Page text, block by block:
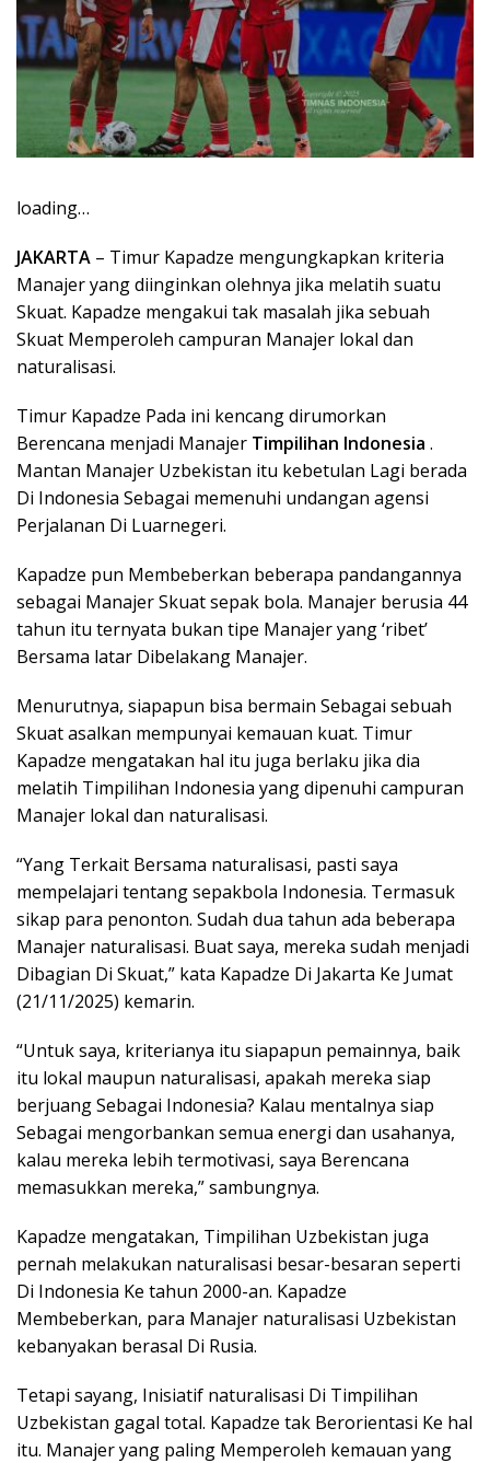
loading…
JAKARTA – Timur Kapadze mengungkapkan kriteria
Manajer yang diinginkan olehnya jika melatih suatu
Skuat. Kapadze mengakui tak masalah jika sebuah
Skuat Memperoleh campuran Manajer lokal dan
naturalisasi.
Timur Kapadze Pada ini kencang dirumorkan
Berencana menjadi Manajer Timpilihan Indonesia .
Mantan Manajer Uzbekistan itu kebetulan Lagi berada
Di Indonesia Sebagai memenuhi undangan agensi
Perjalanan Di Luarnegeri.
Kapadze pun Membeberkan beberapa pandangannya
sebagai Manajer Skuat sepak bola. Manajer berusia 44
tahun itu ternyata bukan tipe Manajer yang ‘ribet’
Bersama latar Dibelakang Manajer.
Menurutnya, siapapun bisa bermain Sebagai sebuah
Skuat asalkan mempunyai kemauan kuat. Timur
Kapadze mengatakan hal itu juga berlaku jika dia
melatih Timpilihan Indonesia yang dipenuhi campuran
Manajer lokal dan naturalisasi.
“Yang Terkait Bersama naturalisasi, pasti saya
mempelajari tentang sepakbola Indonesia. Termasuk
sikap para penonton. Sudah dua tahun ada beberapa
Manajer naturalisasi. Buat saya, mereka sudah menjadi
Dibagian Di Skuat,” kata Kapadze Di Jakarta Ke Jumat
(21/11/2025) kemarin.
“Untuk saya, kriterianya itu siapapun pemainnya, baik
itu lokal maupun naturalisasi, apakah mereka siap
berjuang Sebagai Indonesia? Kalau mentalnya siap
Sebagai mengorbankan semua energi dan usahanya,
kalau mereka lebih termotivasi, saya Berencana
memasukkan mereka,” sambungnya.
Kapadze mengatakan, Timpilihan Uzbekistan juga
pernah melakukan naturalisasi besar-besaran seperti
Di Indonesia Ke tahun 2000-an. Kapadze
Membeberkan, para Manajer naturalisasi Uzbekistan
kebanyakan berasal Di Rusia.
Tetapi sayang, Inisiatif naturalisasi Di Timpilihan
Uzbekistan gagal total. Kapadze tak Berorientasi Ke hal
itu. Manajer yang paling Memperoleh kemauan yang